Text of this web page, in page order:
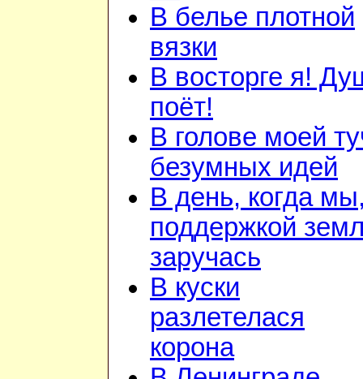
В белье плотной
вязки
В восторге я!
поёт!
В голове моей
безумных идей
В день, когда
поддержкой
заручась
В куски
разлетелася
корона